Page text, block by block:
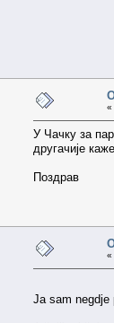
«
У Чачку за
другачије
Поздрав
«
Ja sam